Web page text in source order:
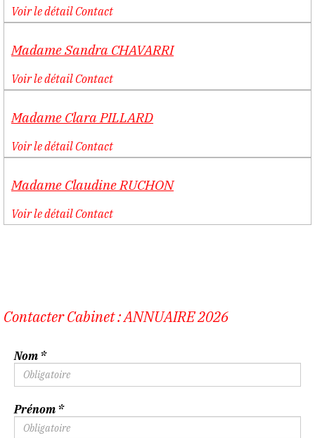
Voir le détail Contact
MadameSandra CHAVARRI
Voir le détail Contact
Madame Clara PILLARD
Voir le détail Contact
Madame Claudine RUCHON
Voir le détail Contact
Contacter Cabinet : ANNUAIRE 2026
Nom
Prénom